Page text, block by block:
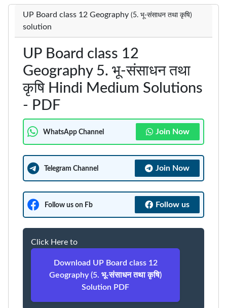
UP Board class 12 Geography (5. भू-संसाधन तथा कृषि)
solution
UP Board class 12
Geography 5. भू-संसाधन तथा
कृषि Hindi Medium Solutions
- PDF
WhatsApp Channel Join Now
Telegram Channel Join Now
Follow us on Fb Follow us
Click Here to
Download UP Board class 12
Geography (5. भू-संसाधन तथा कृषि)
Solution PDF